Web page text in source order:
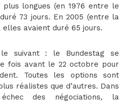
longues (en 1976 entre le
73 jours. En 2005 (entre la
elles avaient duré 65 jours.
suivant : le Bundestag se
fois avant le 22 octobre pour
Toutes les options sont
réalistes que d’autres. Dans
échec des négociations, la